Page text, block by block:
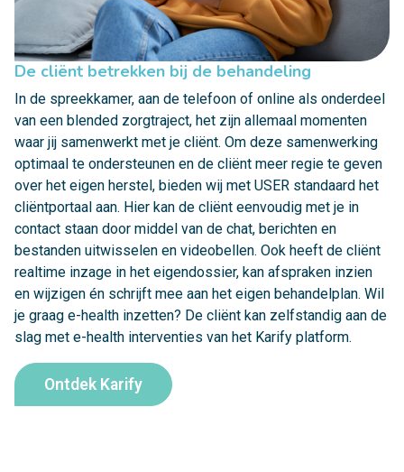
De cliënt betrekken bij de behandeling
In de spreekkamer, aan de telefoon of online als onderdeel
van een blended zorgtraject, het zijn allemaal momenten
waar jij samenwerkt met je cliënt. Om deze samenwerking
optimaal te ondersteunen en de cliënt meer regie te geven
over het eigen herstel, bieden wij met USER standaard het
cliëntportaal aan. Hier kan de cliënt eenvoudig met je in
contact staan door middel van de chat, berichten en
bestanden uitwisselen en videobellen. Ook heeft de cliënt
realtime inzage in het eigendossier, kan afspraken inzien
en wijzigen én schrijft mee aan het eigen behandelplan. Wil
je graag e-health inzetten? De cliënt kan zelfstandig aan de
slag met e-health interventies van het Karify platform.
Ontdek Karify